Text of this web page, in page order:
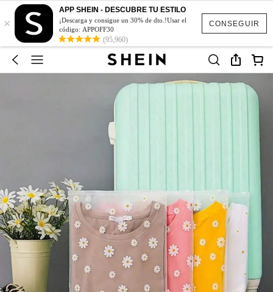
CONSEGUIR
×
APP SHEIN - DESCUBRE TU ESTILO
¡Descarga y consigue un 30% de dto.!Usar el
código: APPOFF30
(95,960)